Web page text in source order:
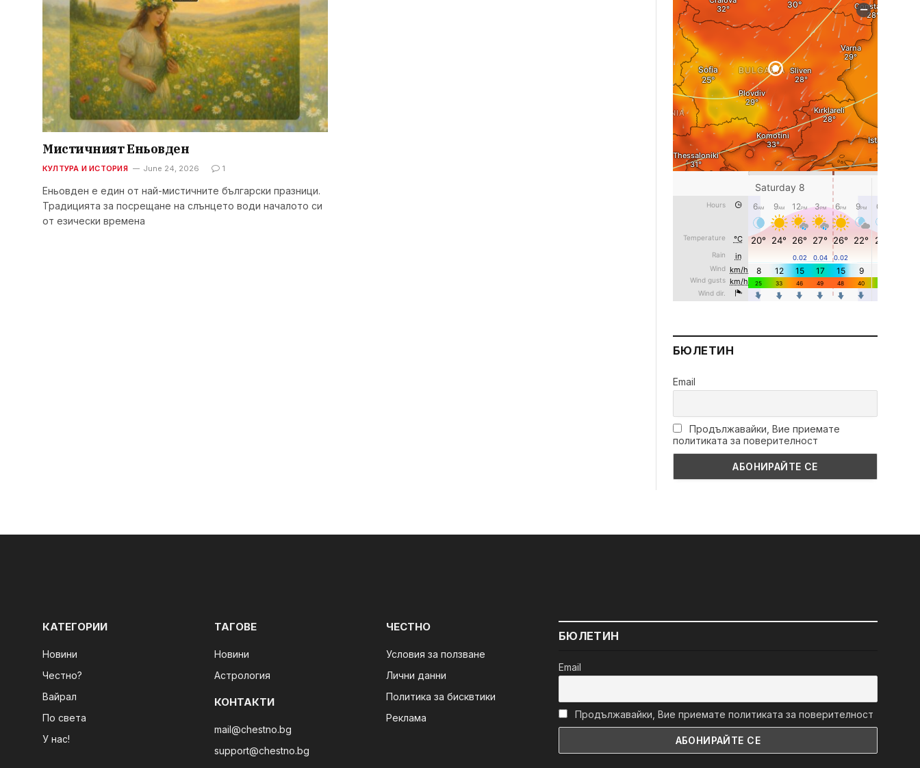
Мистичният Eньовден
КУЛТУРА И ИСТОРИЯ June 24, 2026 1
Еньовден е един от най-мистичните български празници.
Традицията за посрещане на слънцето води началото си
от езически времена
БЮЛЕТИН
Email
Продължавайки, Вие приемате
политиката за поверителност
КАТЕГОРИИ
Новини
Честно?
Вайрал
По света
У нас!
ТАГОВЕ
Новини
Астрология
КОНТАКТИ
mail@chestno.bg
support@chestno.bg
ЧЕСТНО
Условия за ползване
Лични данни
Политика за бисквтики
Реклама
БЮЛЕТИН
Email
Продължавайки, Вие приемате политиката за поверителност